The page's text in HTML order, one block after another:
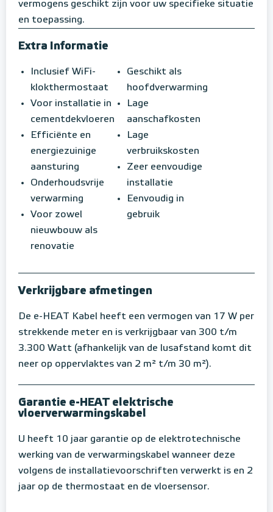
vermogens geschikt zijn voor uw specifieke situatie
en toepassing.
Extra Informatie
Inclusief WiFi-
klokthermostaat
Voor installatie in
cementdekvloeren
Efficiënte en
energiezuinige
aansturing
Onderhoudsvrije
verwarming
Voor zowel
nieuwbouw als
renovatie
Geschikt als
hoofdverwarming
Lage
aanschafkosten
Lage
verbruikskosten
Zeer eenvoudige
installatie
Eenvoudig in
gebruik
Verkrijgbare afmetingen
De e-HEAT Kabel heeft een vermogen van 17 W per
strekkende meter en is verkrijgbaar van 300 t/m
3.300 Watt (afhankelijk van de lusafstand komt dit
neer op oppervlaktes van 2 m² t/m 30 m²).
Garantie e-HEAT elektrische
vloerverwarmingskabel
U heeft 10 jaar garantie op de elektrotechnische
werking van de verwarmingskabel wanneer deze
volgens de installatievoorschriften verwerkt is en 2
jaar op de thermostaat en de vloersensor.